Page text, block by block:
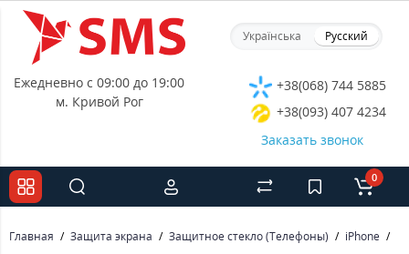
Українська Русский
Ежедневно с 09:00 до 19:00
м. Кривой Рог
+38(068) 744 5885
+38(093) 407 4234
Заказать звонок
0
Главная Защита экрана Защитное стекло (Телефоны) iPhone